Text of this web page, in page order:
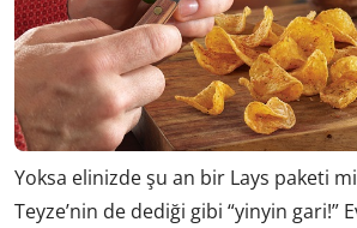
Yoksa elinizde şu an bir Lays paketi
Teyze’nin de dediği gibi “yinyin gari!”